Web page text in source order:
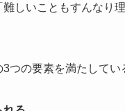
しいこともすんなり
の要素を満たしてい